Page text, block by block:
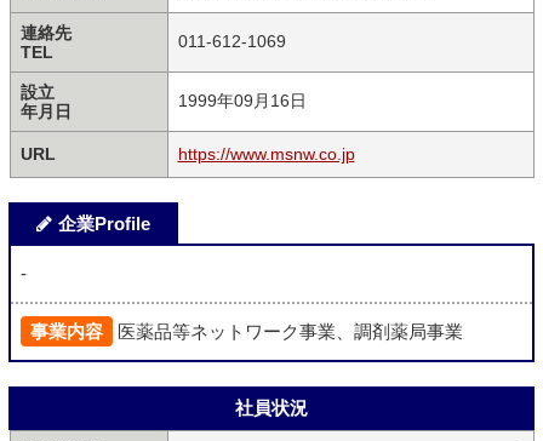
連絡先
TEL
011-612-1069
設立
年月日
1999年09月16日
URL https://www.msnw.co.jp
企業Profile
-
事業内容 医薬品等ネットワーク事業、調剤薬局事業
社員状況